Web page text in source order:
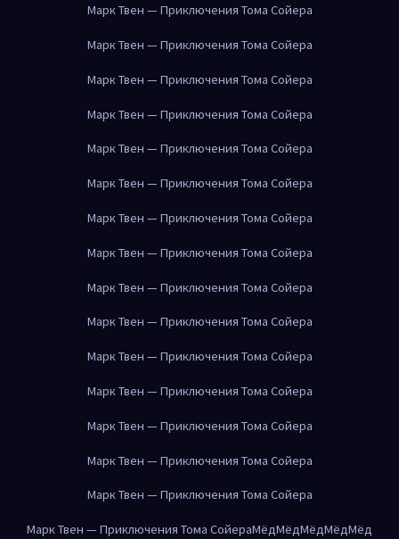
Марк Твен — Приключения Тома Сойера
Марк Твен — Приключения Тома Сойера
Марк Твен — Приключения Тома Сойера
Марк Твен — Приключения Тома Сойера
Марк Твен — Приключения Тома Сойера
Марк Твен — Приключения Тома Сойера
Марк Твен — Приключения Тома Сойера
Марк Твен — Приключения Тома Сойера
Марк Твен — Приключения Тома Сойера
Марк Твен — Приключения Тома Сойера
Марк Твен — Приключения Тома Сойера
Марк Твен — Приключения Тома Сойера
Марк Твен — Приключения Тома Сойера
Марк Твен — Приключения Тома Сойера
Марк Твен — Приключения Тома Сойера
Марк Твен — Приключения Тома СойераМёдМёдМёдМёдМёд